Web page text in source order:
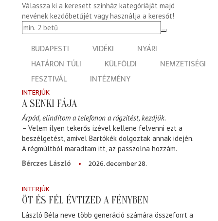
Válassza ki a keresett színház kategóriáját majd
nevének kezdőbetűjét vagy használja a keresőt!
BUDAPESTI VIDÉKI
NYÁRI
HATÁRON TÚLI
KÜLFÖLDI
NEMZETISÉGI
FESZTIVÁL
INTÉZMÉNY
INTERJÚK
A SENKI FÁJA
Árpád, elindítom a telefonon a rögzítést, kezdjük.
– Velem ilyen tekerős izével kellene felvenni ezt a
beszélgetést, amivel Bartókék dolgoztak annak idején.
A régmúltból maradtam itt, az passzolna hozzám.
Bérczes László
2026. december 28.
INTERJÚK
ÖT ÉS FÉL ÉVTIZED A FÉNYBEN
László Béla neve több generáció számára összeforrt a